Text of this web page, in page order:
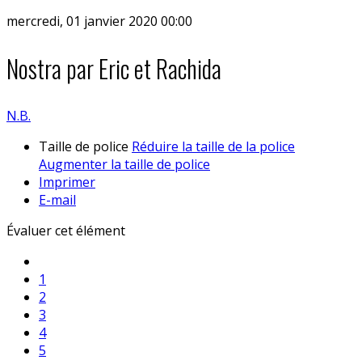
mercredi, 01 janvier 2020 00:00
Nostra par Eric et Rachida
N.B.
Taille de police Réduire la taille de la police
Augmenter la taille de police
Imprimer
E-mail
Évaluer cet élément
1
2
3
4
5